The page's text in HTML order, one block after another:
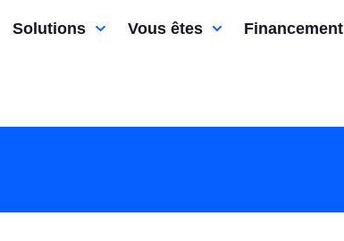
Solutions Vous êtes Financement